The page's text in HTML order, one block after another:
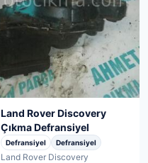
Land Rover Discovery
Çıkma Defransiyel
Defransiyel Defransiyel
Land Rover Discovery